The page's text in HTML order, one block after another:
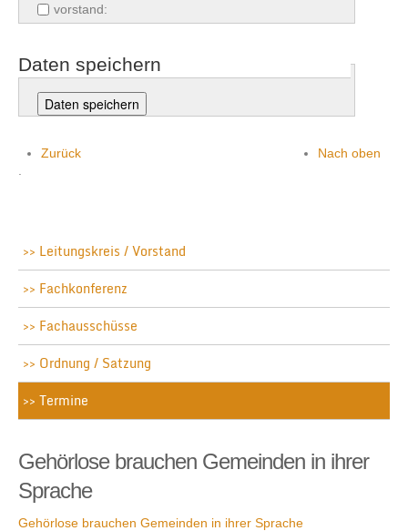
vorstand:
Daten speichern
Zurück
Nach oben
Leitungskreis / Vorstand
Fachkonferenz
Fachausschüsse
Ordnung / Satzung
Termine
Gehörlose brauchen Gemeinden in ihrer
Sprache
Gehörlose brauchen Gemeinden in ihrer Sprache